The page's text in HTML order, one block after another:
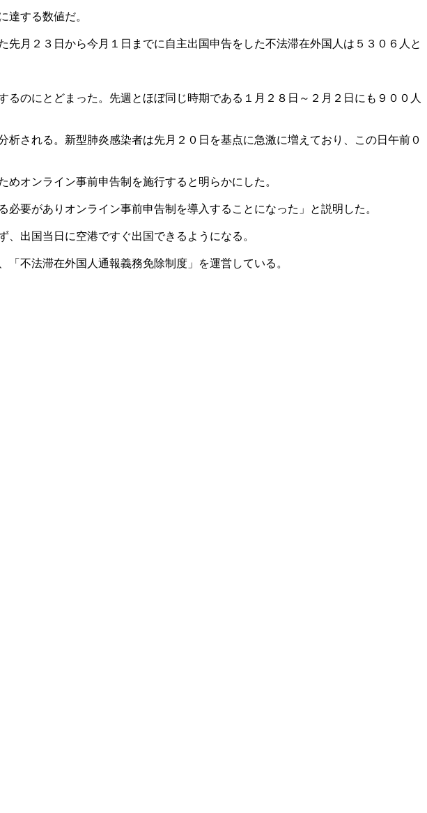
達する数値だ。
月２３日から今月１日までに自主出国申告をした不法滞在外国人は５３０６人と
のにとどまった。先週とほぼ同じ時期である１月２８日～２月２日にも９００人
される。新型肺炎感染者は先月２０日を基点に急激に増えており、この日午前０
オンライン事前申告制を施行すると明らかにした。
要がありオンライン事前申告制を導入することになった」と説明した。
出国当日に空港ですぐ出国できるようになる。
不法滞在外国人通報義務免除制度」を運営している。